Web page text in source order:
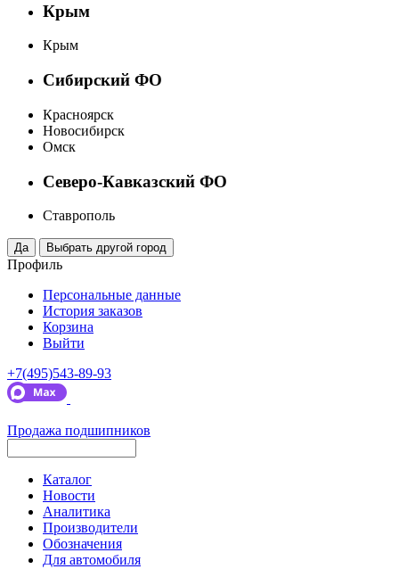
Крым
Крым
Сибирский ФО
Красноярск
Новосибирск
Омск
Северо-Кавказский ФО
Ставрополь
Профиль
Персональные данные
История заказов
Корзина
Выйти
+7(495)543-89-93
Продажа подшипников
Каталог
Новости
Аналитика
Производители
Обозначения
Для автомобиля